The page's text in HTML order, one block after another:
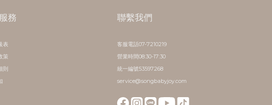
務
表
策
則
聯繫我們
客服電話07-7210219
營業時間08:30-17:30
統一編號53597268
service@songbabyjoy.com